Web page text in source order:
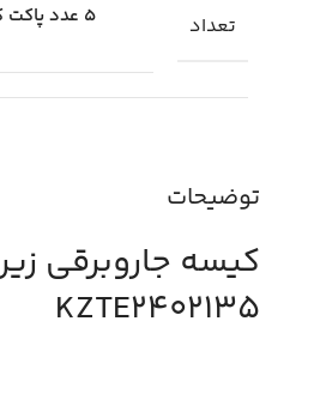
توضیحات
کیسه جاروبرقی
KZTE2402135
تعداد